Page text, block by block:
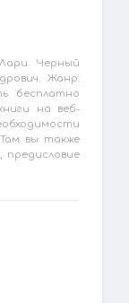
Черный
Жанр:
бесплатно
на веб-
вы также